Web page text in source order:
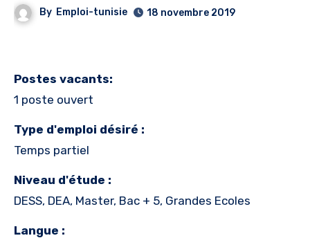
By Emploi-tunisie 18 novembre 2019
Postes vacants:
1 poste ouvert
Type d'emploi désiré :
Temps partiel
Niveau d'étude :
DESS, DEA, Master, Bac + 5, Grandes Ecoles
Langue :